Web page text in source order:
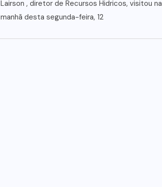
Lairson , diretor de Recursos Hidricos, visitou na
manhã desta segunda-feira, 12